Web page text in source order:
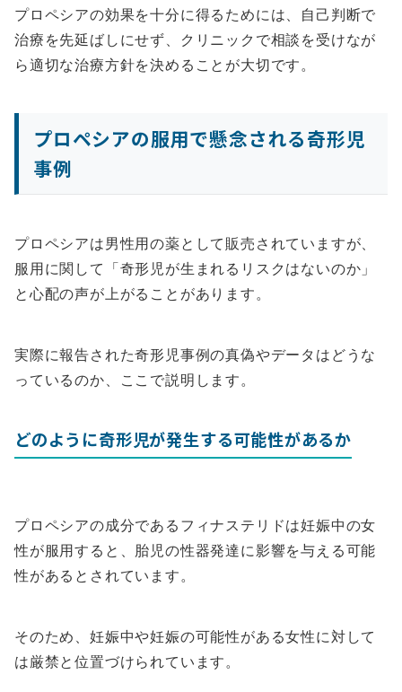
プロペシアの効果を十分に得るためには、自己判断で
治療を先延ばしにせず、クリニックで相談を受けなが
ら適切な治療方針を決めることが大切です。
プロペシアの服用で懸念される奇形児
事例
プロペシアは男性用の薬として販売されていますが、
服用に関して「奇形児が生まれるリスクはないのか」
と心配の声が上がることがあります。
実際に報告された奇形児事例の真偽やデータはどうな
っているのか、ここで説明します。
どのように奇形児が発生する可能性があるか
プロペシアの成分であるフィナステリドは妊娠中の女
性が服用すると、胎児の性器発達に影響を与える可能
性があるとされています。
そのため、妊娠中や妊娠の可能性がある女性に対して
は厳禁と位置づけられています。